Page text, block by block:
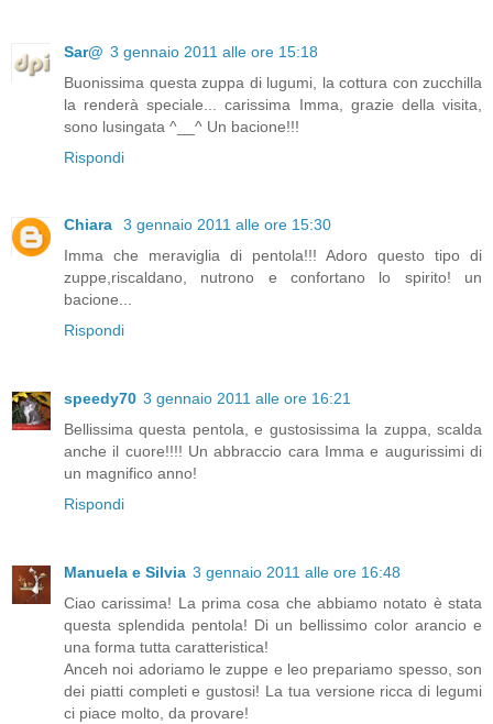
Sar@ 3 gennaio 2011 alle ore 15:18
Buonissima questa zuppa di lugumi, la cottura con zucchilla
la renderà speciale... carissima Imma, grazie della visita,
sono lusingata ^__^ Un bacione!!!
Rispondi
Chiara
3 gennaio 2011 alle ore 15:30
Imma che meraviglia di pentola!!! Adoro questo tipo di
zuppe,riscaldano, nutrono e confortano lo spirito! un
bacione...
Rispondi
speedy70 3 gennaio 2011 alle ore 16:21
Bellissima questa pentola, e gustosissima la zuppa, scalda
anche il cuore!!!! Un abbraccio cara Imma e augurissimi di
un magnifico anno!
Rispondi
Manuela e Silvia 3 gennaio 2011 alle ore 16:48
Ciao carissima! La prima cosa che abbiamo notato è stata
questa splendida pentola! Di un bellissimo color arancio e
una forma tutta caratteristica!
Anceh noi adoriamo le zuppe e leo prepariamo spesso, son
dei piatti completi e gustosi! La tua versione ricca di legumi
ci piace molto, da provare!